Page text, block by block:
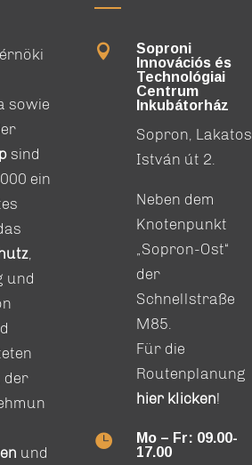
sowie
sind
ein
,
und
, der
und

Soproni
Innovációs és
Technológiai
Centrum
Inkubátorház
Sopron, Lakatos
István út 2.
Neben dem
Knotenpunkt
„Sopron-Ost“
der
Schnellstraße
M85.
Für die
Routenplanung
hier klicken!

Mo – Fr: 09.00-
17.00